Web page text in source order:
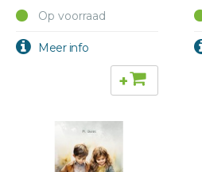
Op voorraad
+